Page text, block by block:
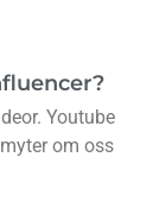
Youtube
om oss